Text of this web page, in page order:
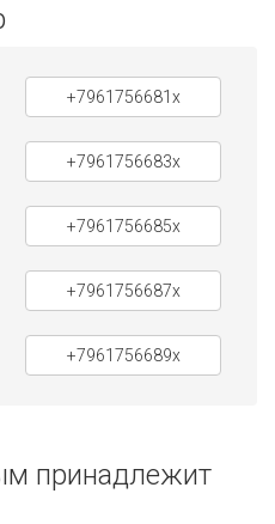
+7961756681x
+7961756683x
+7961756685x
+7961756687x
+7961756689x
принадлежит